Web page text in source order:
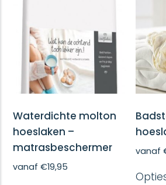
de
Waterdichte molton
hoeslaken –
matrasbeschermer
vanaf€19,95
vanaf